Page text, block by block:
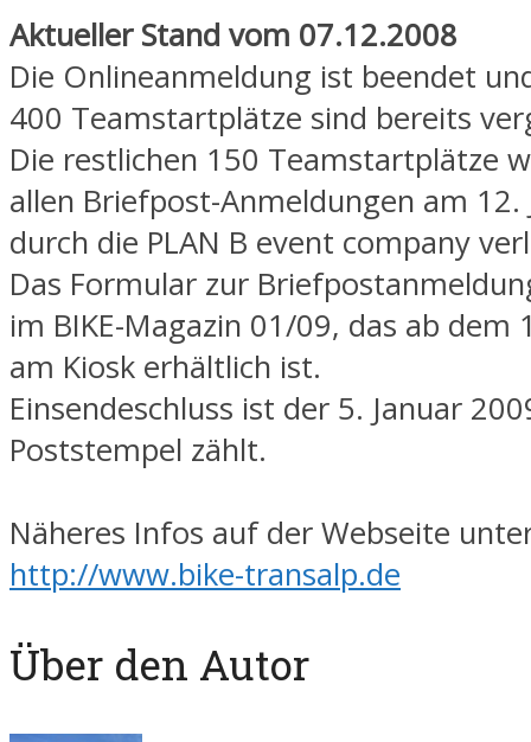
Aktueller Stand vom 07.12.2008
Die Onlineanmeldung ist beendet
400 Teamstartplätze sind bereits
Die restlichen 150 Teamstartplätze
allen Briefpost-Anmeldungen am 12.
durch die PLAN B event company
Das Formular zur
im BIKE-Magazin 01/09, das ab dem
am Kiosk erhältlich ist.
Einsendeschluss ist der 5. Januar
Poststempel zählt.
Näheres Infos auf der Webseite
http://www.bike-transalp.de
Über den Autor